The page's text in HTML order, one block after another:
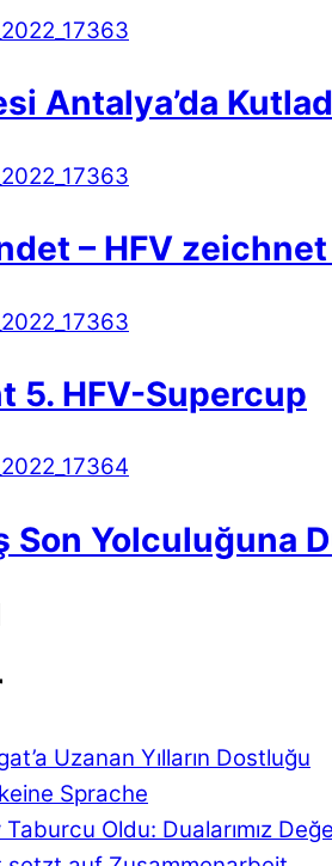
Antalya’da
– HFV
5. HFV-Supercup
Son Yolculuğuna
Uzanan Yılların Dostluğu
Sprache
Oldu: Dualarımız